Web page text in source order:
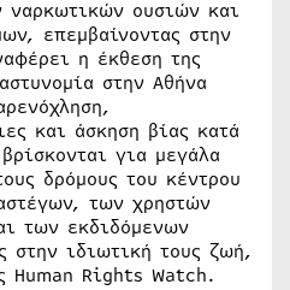
ουσιών και
επεμβαίνοντας στην
η έκθεση της
στην Αθήνα
και άσκηση βίας κατά
για μεγάλα
δρόμους του κέντρου
των χρηστών
των εκδιδόμενων
στην ιδιωτική τους ζωή,
Human Rights Watch.